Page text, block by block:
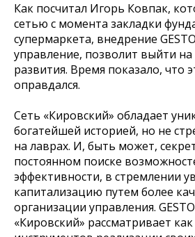
Как посчитал Игорь Ковпак,
сетью с момента закладки
супермаркета, внедрение
управление, позволит выйти
развития. Время показало, что
оправдался.
Сеть «Кировский» обладает
богатейшей историей, но не
на лаврах. И, быть может,
постоянном поиске
эффективности, в стремлении
капитализацию путем более
организации управления.
«Кировский» рассматривает